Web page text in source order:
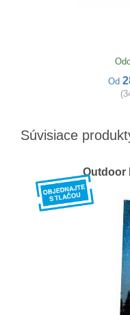
Od
Súvisiace
Outdoor